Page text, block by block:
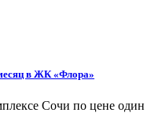
в ЖК «Флора»
Сочи по цене один